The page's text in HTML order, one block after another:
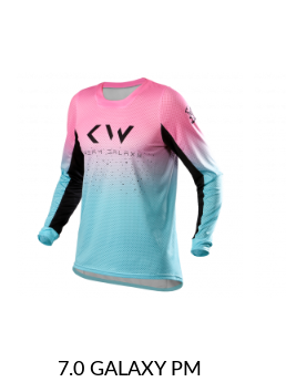
7.0 GALAXY PM